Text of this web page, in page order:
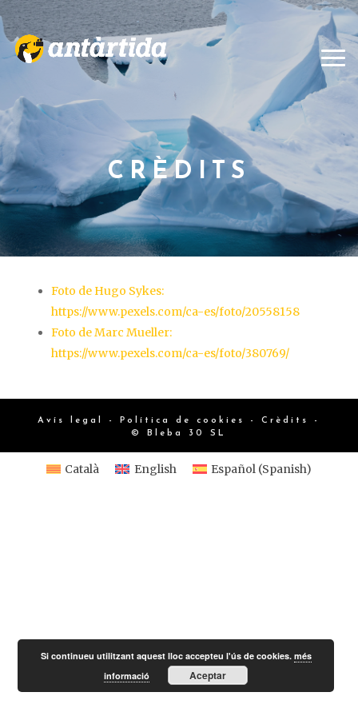
CRÈDITS
Foto de Hugo Sykes:
https://www.pexels.com/ca-es/foto/20558158
Foto de Marc Mueller:
https://www.pexels.com/ca-es/foto/380769/
Avís legal - Política de cookies -Crèdits
-
© Bleba 30 SL
Català English Español (Spanish)
Si continueu utilitzant aquest lloc accepteu l'ús de cookies. més
informació
Aceptar